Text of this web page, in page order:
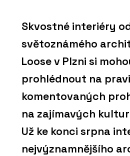
Skvostné interiéry
světoznámého
Loose v Plzni si
prohlédnout na
komentovaných
na zajímavých
Už ke konci srpna
nejvýznamnějšího